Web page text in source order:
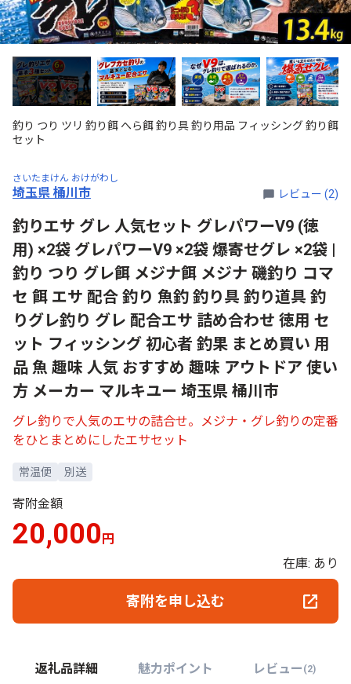
釣り つり ツリ 釣り餌 へら餌 釣り具 釣り用品 フィッシング 釣り餌
セット
さいたまけん おけがわし
埼玉県 桶川市 レビュー (2)
釣りエサ グレ 人気セット グレパワーV9 (徳
用) ×2袋 グレパワーV9 ×2袋 爆寄せグレ ×2袋 |
釣り つり グレ餌 メジナ餌 メジナ 磯釣り コマ
セ 餌 エサ 配合 釣り 魚釣 釣り具 釣り道具 釣
りグレ釣り グレ 配合エサ 詰め合わせ 徳用 セ
ット フィッシング 初心者 釣果 まとめ買い 用
品 魚 趣味 人気 おすすめ 趣味 アウトドア 使い
方 メーカー マルキユー 埼玉県 桶川市
グレ釣りで人気のエサの詰合せ。メジナ・グレ釣りの定番
をひとまとめにしたエサセット
常温便 別送
寄附金額
20,000 円
在庫: あり
寄附を申し込む
返礼品詳細 魅力ポイント レビュー (2)